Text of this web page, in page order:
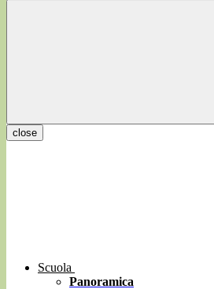
close
Scuola
Panoramica